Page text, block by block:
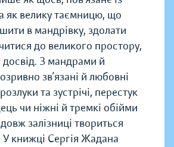
як велику таємницю, що
в мандрівку, здолати
до великого простору,
З мандрами й
зв’язані й любовні
та зустрічі, перестук
чи ніжні й тремкі обійми
залізниці твориться
У книжці Сергія Жадана